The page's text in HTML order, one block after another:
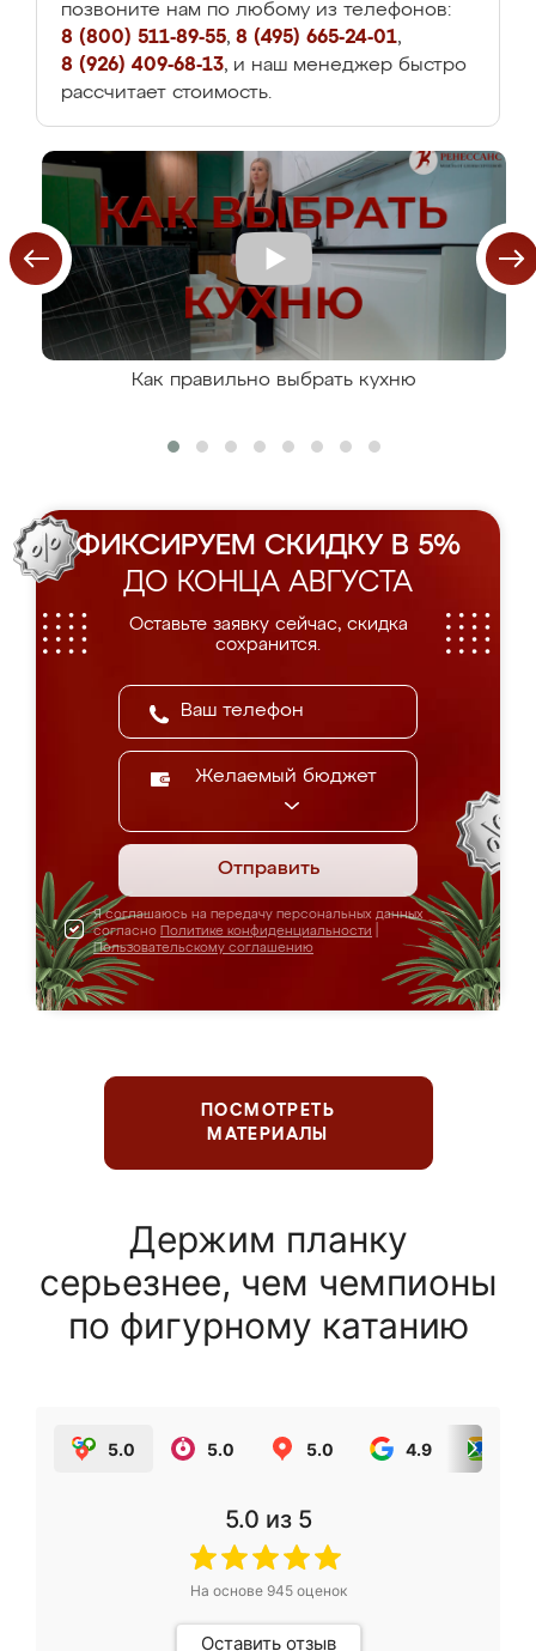
позвоните нам по любому из телефонов:
8 (800) 511-89-55, 8 (495) 665-24-01,
8 (926) 409-68-13, и наш менеджер быстро
рассчитает стоимость.
Как правильно выбрать кухню
ФИКСИРУЕМ СКИДКУ В 5%
ДО КОНЦА АВГУСТА
Оставьте заявку сейчас, скидка
сохранится.
Желаемый бюджет
Отправить
Я соглашаюсь на передачу персональных данных
согласно Политике конфиденциальности
Пользовательскому соглашению
ПОСМОТРЕТЬ
МАТЕРИАЛЫ
Держим планку
серьезнее, чем чемпионы
по фигурному катанию
5.0 5.0 5.0 4.9
5.0 из 5
На основе 945оценок
Оставить отзыв